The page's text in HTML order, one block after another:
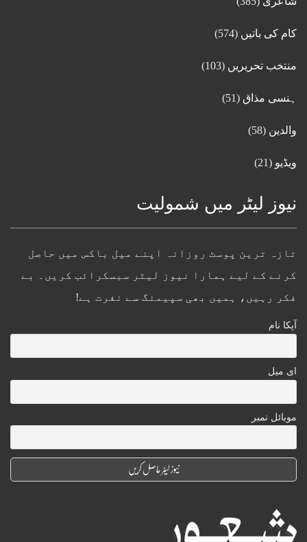
کام کی باتیں (574)
منتخب تحریریں (103)
ہنسی مذاق (51)
والدین (58)
ویڈیو (21)
نیوز لیٹر میں شمولیت
تازہ ترین پوسٹ روزانہ اپنے میل باکس میں حاصل
کرنے کے لیے ہمارا نیوز لیٹر سبسکرائب کریں۔ بے
فکر رہیں، ہمیں بھی سپیمنگ سے نفرت ہے!
آپکا نام
ای میل
موبائل نمبر